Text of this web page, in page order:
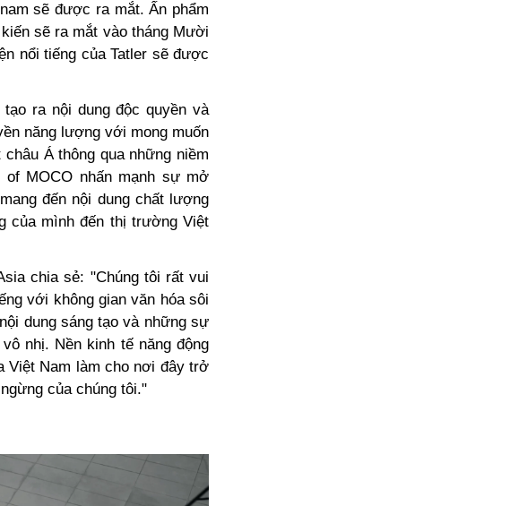
sẽ được ra mắt. Ấn phẩm
sẽ ra mắt vào tháng Mười
nổi tiếng của Tatler sẽ được
ra nội dung độc quyền và
năng lượng với mong muốn
Á thông qua những niềm
MOCO nhấn mạnh sự mở
đến nội dung chất lượng
của mình đến thị trường Việt
chia sẻ: "Chúng tôi rất vui
với không gian văn hóa sôi
dung sáng tạo và những sự
nhị. Nền kinh tế năng động
Việt Nam làm cho nơi đây trở
của chúng tôi."